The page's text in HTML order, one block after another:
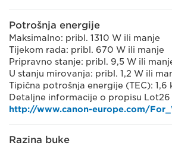
Potrošnja energije
Maksimalno: pribl. 1310 W ili manje
Tijekom rada: pribl. 670 W ili manje
Pripravno stanje: pribl. 9,5 W ili
U stanju mirovanja: pribl. 1,2 W ili
Tipična potrošnja energije (TEC):
Detaljne informacije o propisu
http://www.canon-europe.com/
Razina buke